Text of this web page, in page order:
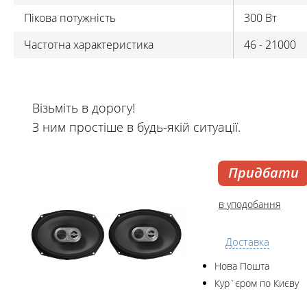
Пікова потужність
300 Bт
Частотна характеристика
46 - 21000
Візьміть в дорогу!
З ним простіше в будь-якій ситуації.
Придбати
в уподобання
Доставка
Нова Пошта
Кур`єром по Києву